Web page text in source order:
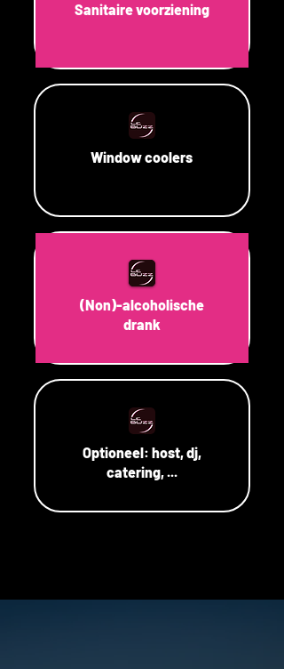
Sanitaire voorziening
Window coolers
(Non)-alcoholische
drank
Optioneel: host, dj,
catering, ...